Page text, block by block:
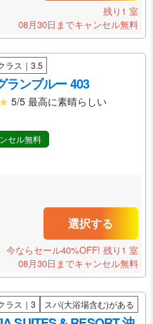
残り1 室
08月30日までキャンセル無料
ラス｜3.5
ランブルー 403
5/5 最高に素晴らしい
セル無料
選択する
今ならセール40%OFF! 残り1 室
08月30日までキャンセル無料
ラス｜3 スパ(大浴場含む)がある